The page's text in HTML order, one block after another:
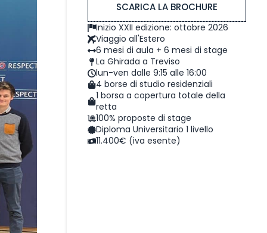
SCARICA LA BROCHURE
Inizio XXII edizione: ottobre 2026
Viaggio all'Estero
6 mesi di aula + 6 mesi di stage
La Ghirada a Treviso
lun-ven dalle 9:15 alle 16:00
4 borse di studio residenziali
1 borsa a copertura totale della
retta
100% proposte di stage
Diploma Universitario 1 livello
11.400€ (iva esente)